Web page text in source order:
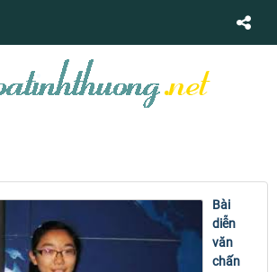
Bài
diễn
văn
chấn